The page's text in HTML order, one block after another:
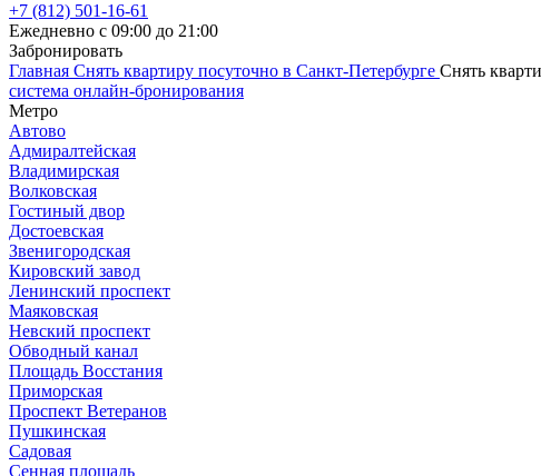
+7 (812) 501-16-61
Ежедневно с 09:00 до 21:00
Забронировать
Главная Снять квартиру посуточно в Санкт-Петербурге Снять
система онлайн-бронирования
Метро
Автово
Адмиралтейская
Владимирская
Волковская
Гостиный двор
Достоевская
Звенигородская
Кировский завод
Ленинский проспект
Маяковская
Невский проспект
Обводный канал
Площадь Восстания
Приморская
Проспект Ветеранов
Пушкинская
Садовая
Сенная площадь